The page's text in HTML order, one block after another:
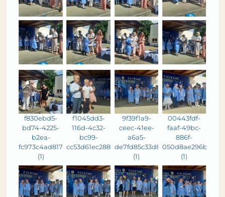
f830ebd5-
bd74-4225-
b2ea-
fc973c4ad817
(1)
f1045dd3-
116d-4c32-
bc99-
cc53d61ec288
9f39f1a9-
ceec-41ee-
a6a5-
de7fd85c33d8
(1)
00443fdf-
faaf-49bc-
886f-
050d8ae296b0
(1)